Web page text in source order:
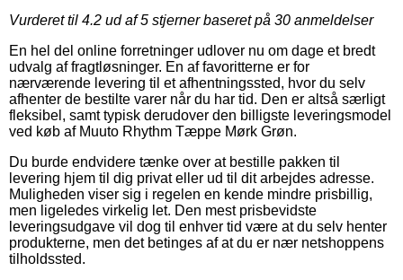
Vurderet til 4.2 ud af 5 stjerner baseret på 30 anmeldelser
En hel del online forretninger udlover nu om dage et bredt
udvalg af fragtløsninger. En af favoritterne er for
nærværende levering til et afhentningssted, hvor du selv
afhenter de bestilte varer når du har tid. Den er altså særligt
fleksibel, samt typisk derudover den billigste leveringsmodel
ved køb af Muuto Rhythm Tæppe Mørk Grøn.
Du burde endvidere tænke over at bestille pakken til
levering hjem til dig privat eller ud til dit arbejdes adresse.
Muligheden viser sig i regelen en kende mindre prisbillig,
men ligeledes virkelig let. Den mest prisbevidste
leveringsudgave vil dog til enhver tid være at du selv henter
produkterne, men det betinges af at du er nær netshoppens
tilholdssted.